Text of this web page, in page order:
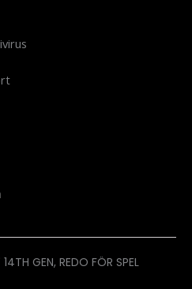
GEN, REDO FÖR SPEL